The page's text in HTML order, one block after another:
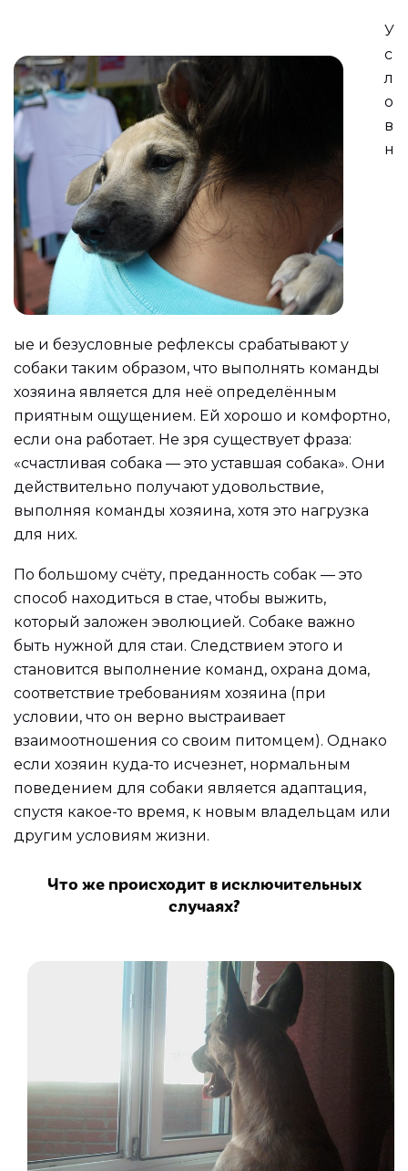
У
с
л
о
в
н
ые и безусловные рефлексы срабатывают у
собаки таким образом, что выполнять команды
хозяина является для неё определённым
приятным ощущением. Ей хорошо и комфортно,
если она работает. Не зря существует фраза:
«счастливая собака — это уставшая собака». Они
действительно получают удовольствие,
выполняя команды хозяина, хотя это нагрузка
для них.
По большому счёту, преданность собак — это
способ находиться в стае, чтобы выжить,
который заложен эволюцией. Собаке важно
быть нужной для стаи. Следствием этого и
становится выполнение команд, охрана дома,
соответствие требованиям хозяина (при
условии, что он верно выстраивает
взаимоотношения со своим питомцем). Однако
если хозяин куда-то исчезнет, нормальным
поведением для собаки является адаптация,
спустя какое-то время, к новым владельцам или
другим условиям жизни.
Что же происходит в исключительных
случаях?